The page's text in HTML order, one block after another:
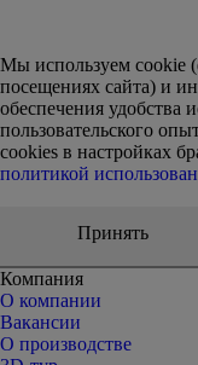
Мы используем cookie
посещениях сайта) и
обеспечения удобства
пользовательского
сookies в настройках
политикой
Принять
Компания
О компании
Вакансии
О производстве